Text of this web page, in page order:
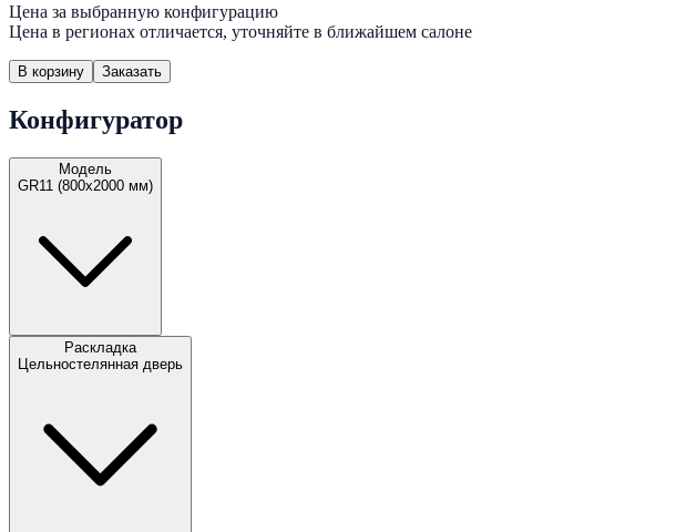
Цена за выбранную конфигурацию
Цена в регионах отличается, уточняйте в ближайшем салоне
В корзину Заказать
Конфигуратор
Модель
GR11 (800х2000 мм)
Раскладка
Цельностелянная дверь